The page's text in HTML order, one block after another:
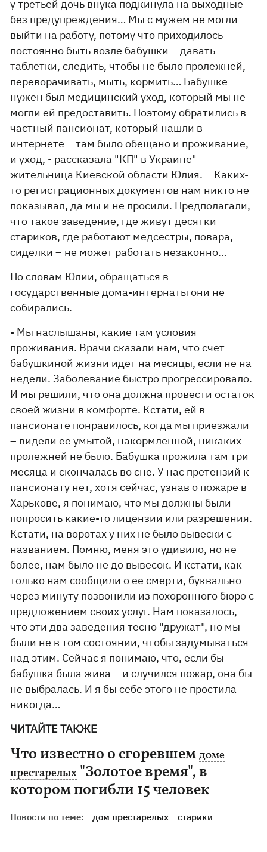
у третьей дочь внука подкинула на выходные
без предупреждения… Мы с мужем не могли
выйти на работу, потому что приходилось
постоянно быть возле бабушки – давать
таблетки, следить, чтобы не было пролежней,
переворачивать, мыть, кормить… Бабушке
нужен был медицинский уход, который мы не
могли ей предоставить. Поэтому обратились в
частный пансионат, который нашли в
интернете – там было обещано и проживание,
и уход, - рассказала "КП" в Украине"
жительница Киевской области Юлия. – Каких-
то регистрационных документов нам никто не
показывал, да мы и не просили. Предполагали,
что такое заведение, где живут десятки
стариков, где работают медсестры, повара,
сиделки – не может работать незаконно…
По словам Юлии, обращаться в
государственные дома-интернаты они не
собирались.
- Мы наслышаны, какие там условия
проживания. Врачи сказали нам, что счет
бабушкиной жизни идет на месяцы, если не на
недели. Заболевание быстро прогрессировало.
И мы решили, что она должна провести остаток
своей жизни в комфорте. Кстати, ей в
пансионате понравилось, когда мы приезжали
– видели ее умытой, накормленной, никаких
пролежней не было. Бабушка прожила там три
месяца и скончалась во сне. У нас претензий к
пансионату нет, хотя сейчас, узнав о пожаре в
Харькове, я понимаю, что мы должны были
попросить какие-то лицензии или разрешения.
Кстати, на воротах у них не было вывески с
названием. Помню, меня это удивило, но не
более, нам было не до вывесок. И кстати, как
только нам сообщили о ее смерти, буквально
через минуту позвонили из похоронного бюро с
предложением своих услуг. Нам показалось,
что эти два заведения тесно "дружат", но мы
были не в том состоянии, чтобы задумываться
над этим. Сейчас я понимаю, что, если бы
бабушка была жива – и случился пожар, она бы
не выбралась. И я бы себе этого не простила
никогда…
ЧИТАЙТЕ ТАКЖЕ
Что известно о сгоревшемдоме
престарелых "Золотое время", в
котором погибли 15 человек
Новости по теме: дом престарелых старики